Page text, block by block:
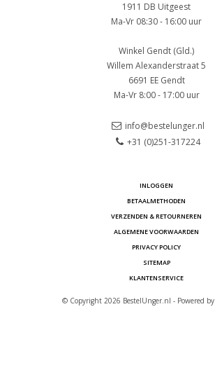
1911 DB Uitgeest
Ma-Vr 08:30 - 16:00 uur
Winkel Gendt (Gld.)
Willem Alexanderstraat 5
6691 EE Gendt
Ma-Vr 8:00 - 17:00 uur
info@bestelunger.nl
+31 (0)251-317224
INLOGGEN
BETAALMETHODEN
VERZENDEN & RETOURNEREN
ALGEMENE VOORWAARDEN
PRIVACY POLICY
SITEMAP
KLANTENSERVICE
© Copyright 2026 BestelUnger.nl - Powered by